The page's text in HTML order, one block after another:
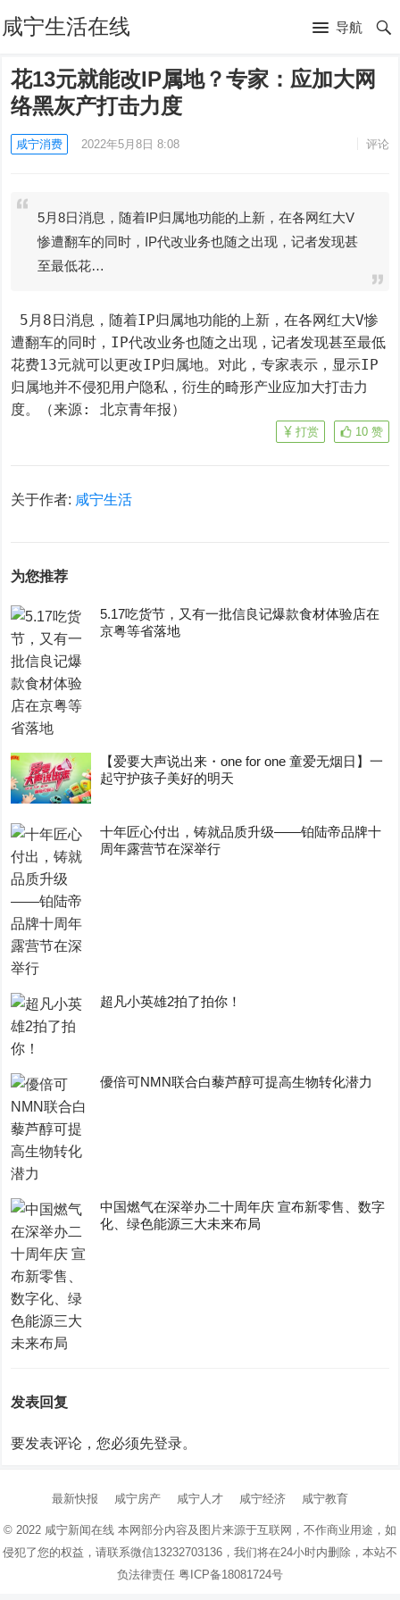
咸宁生活在线 导航
花13元就能改IP属地？专家：应加大网
络黑灰产打击力度
咸宁消费 2022年5月8日 8:08 评论
5月8日消息，随着IP归属地功能的上新，在各网红大V
惨遭翻车的同时，IP代改业务也随之出现，记者发现甚
至最低花…
遭翻车的同时，IP代改业务也随之出现，记者发现甚至最低
花费13元就可以更改IP归属地。对此，专家表示，显示IP
归属地并不侵犯用户隐私，衍生的畸形产业应加大打击力
度。（来源: 北京青年报）
10 赞
打赏
关于作者: 咸宁生活
为您推荐
5.17吃货节，又有一批信良记爆款食材体验店在
京粤等省落地
【爱要大声说出来・one for one 童爱无烟日】一
起守护孩子美好的明天
十年匠心付出，铸就品质升级——铂陆帝品牌十
周年露营节在深举行
超凡小英雄2拍了拍你！
優倍可NMN联合白藜芦醇可提高生物转化潜力
中国燃气在深举办二十周年庆 宣布新零售、数字
化、绿色能源三大未来布局
发表回复
要发表评论，您必须先登录。
最新快报 咸宁房产 咸宁人才 咸宁经济 咸宁教育
© 2022 咸宁新闻在线本网部分内容及图片来源于互联网，不作商业用途，如
侵犯了您的权益，请联系微信13232703136，我们将在24小时内删除，本站不
负法律责任 粤ICP备18081724号